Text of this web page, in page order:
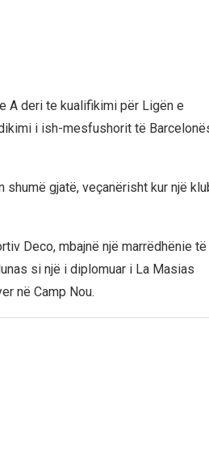
A deri te kualifikimi për Ligën e
i ish-mesfushorit të
shumë gjatë, veçanërisht kur një
Deco, mbajnë një marrëdhënie të
si një i diplomuar i La Masias
në Camp Nou.